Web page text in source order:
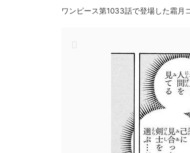
ワンピース第1033話で登場した霜月